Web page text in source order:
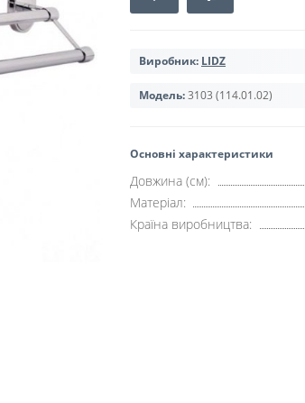
Виробник: LIDZ
Модель:3103 (114.01.02)
Основні характеристики
Довжина (см):
Матеріал:
Країна виробництва: